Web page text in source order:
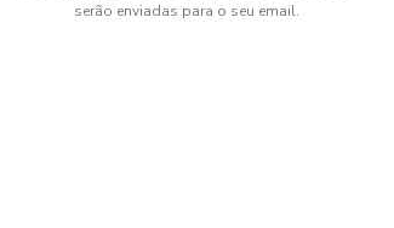
serão enviadas para o seu email.